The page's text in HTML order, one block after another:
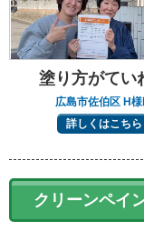
塗り方がてい
広島市佐伯区 H様
詳しくはこちら
クリーンペイ